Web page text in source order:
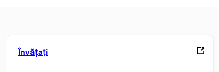
Învățați